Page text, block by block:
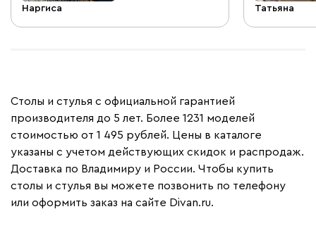
Наргиса Татьяна
Столы и стулья с официальной гарантией
производителя до 5 лет. Более 1231 моделей
стоимостью от 1 495 рублей. Цены в каталоге
указаны с учетом действующих скидок и распродаж.
Доставка по Владимиру и России. Чтобы купить
столы и стулья вы можете позвонить по телефону
или оформить заказ на сайте Divan.ru.